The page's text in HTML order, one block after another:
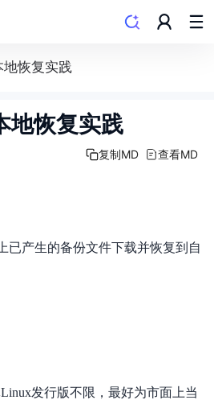
地恢复实践
地恢复实践
复制MD 查看MD
已产生的备份文件下载并恢复到自
发行版不限，最好为市面上当